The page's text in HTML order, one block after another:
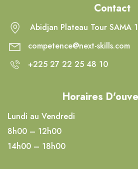
Contact
Abidjan Plateau Tour SAMA
competence@next-skills.com
+225 27 22 25 48 10
Horaires
Lundi au Vendredi
8h00 – 12h00
14h00 – 18h00